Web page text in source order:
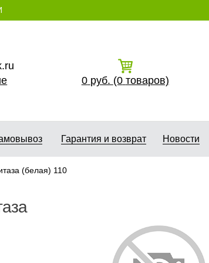
0 руб. (0 товаров)
Гарантия и возврат Новости
(белая) 110